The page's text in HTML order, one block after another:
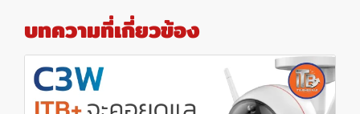
บทความที่เกี่ยวข้อง